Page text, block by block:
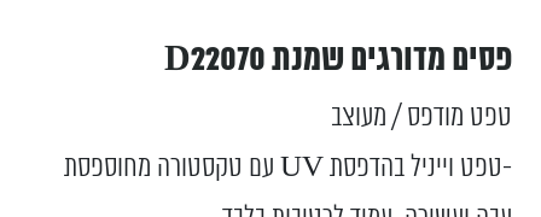
פסים מדורגים שמנת D22070
טפט מודפס / מעוצב
-טפט וייניל בהדפסת UV עם טקסטורה מחוספסת